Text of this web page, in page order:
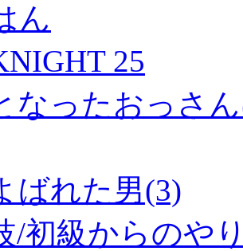
ん
25
なったおっさ
ばれた男(3)
/初級からのや